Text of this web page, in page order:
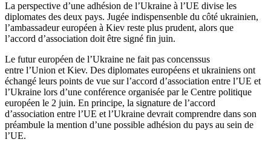
La perspective d’une adhésion de l’Ukraine à l’UE divise les
diplomates des deux pays. Jugée indispensenble du côté ukrainien,
l’ambassadeur européen à Kiev reste plus prudent, alors que
l’accord d’association doit être signé fin juin.
Le futur européen de l’Ukraine ne fait pas concenssus
entre l’Union et Kiev. Des diplomates européens et ukrainiens ont
échangé leurs points de vue sur l’accord d’association entre l’UE et
l’Ukraine lors d’une conférence organisée par le Centre politique
européen le 2 juin. En principe, la signature de l’accord
d’association entre l’UE et l’Ukraine devrait comprendre dans son
préambule la mention d’une possible adhésion du pays au sein de
l’UE.